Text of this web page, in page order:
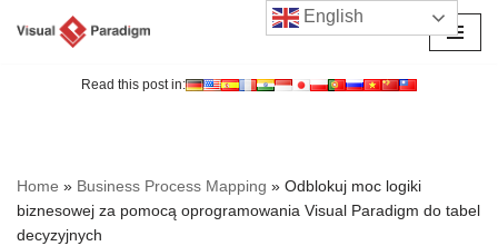
Read this post in:
Home » Business Process Mapping » Odblokuj moc logiki
biznesowej za pomocą oprogramowania Visual Paradigm do tabel
decyzyjnych
English